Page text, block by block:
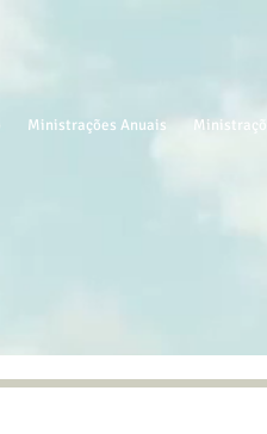
Ministrações Anuais